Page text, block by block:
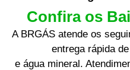
Confira os
A BRGÁS atende os
entrega rápida
e água mineral.